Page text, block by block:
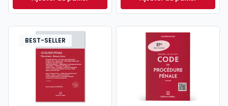
BEST-SELLER